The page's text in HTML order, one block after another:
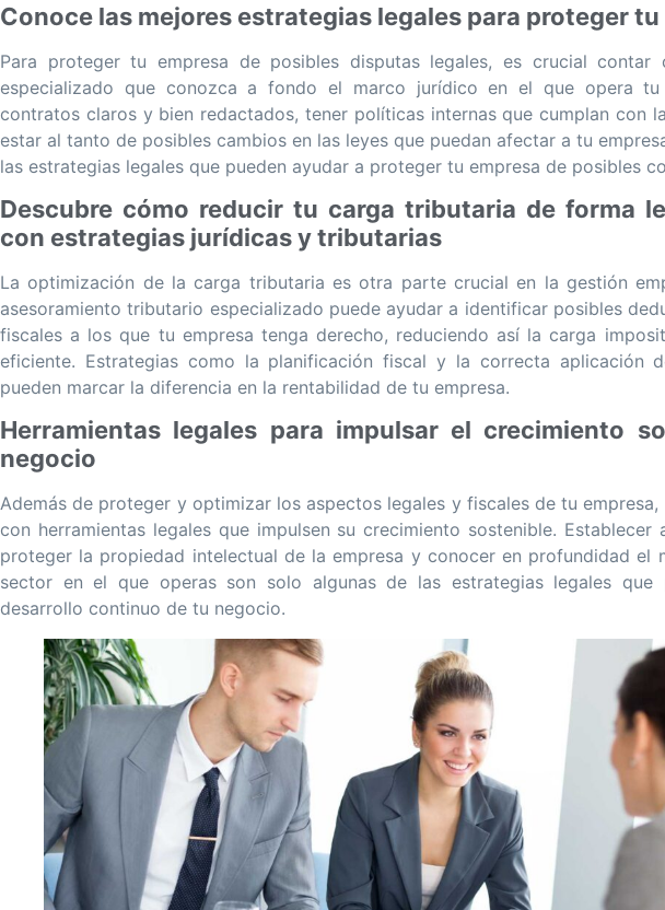
Conoce las mejores estrategias legales para proteger tu
Para proteger tu empresa de posibles disputas legales, es crucial contar
especializado que conozca a fondo el marco jurídico en el que opera tu
contratos claros y bien redactados, tener políticas internas que cumplan con
estar al tanto de posibles cambios en las leyes que puedan afectar a tu
las estrategias legales que pueden ayudar a proteger tu empresa de posibles
Descubre cómo reducir tu carga tributaria de forma
con estrategias jurídicas y tributarias
La optimización de la carga tributaria es otra parte crucial en la gestión
asesoramiento tributario especializado puede ayudar a identificar posibles
fiscales a los que tu empresa tenga derecho, reduciendo así la carga
eficiente. Estrategias como la planificación fiscal y la correcta aplicación
pueden marcar la diferencia en la rentabilidad de tu empresa.
Herramientas legales para impulsar el crecimiento
negocio
Además de proteger y optimizar los aspectos legales y fiscales de tu
con herramientas legales que impulsen su crecimiento sostenible. Establecer
proteger la propiedad intelectual de la empresa y conocer en profundidad el
sector en el que operas son solo algunas de las estrategias legales que
desarrollo continuo de tu negocio.